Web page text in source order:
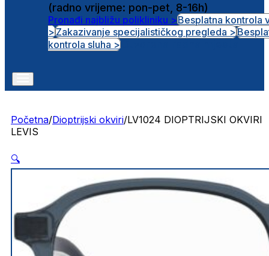
(radno vrijeme: pon-pet, 8-16h)
Pronađi najbližu polikliniku >Besplatna kontrola
>Zakazivanje specijalističkog pregleda >
kontrola sluha >
Početna/Dioptrijski okviri/LV1024 DIOPTRIJSKI OKVIRI
LEVIS
🔍